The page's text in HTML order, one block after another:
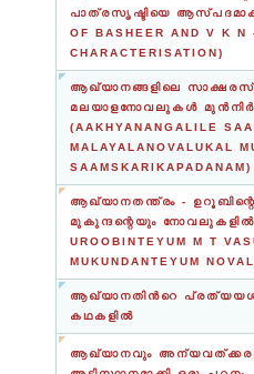
പാത്രസൃഷ്ടിയെ
OF BASHEER AND V K N
CHARACTERISATION)
ആഖ്യാനങ്ങളിലെ
മലയാളനോവലുകൾ
(AAKHYANANGALILE
MALAYALANOVALUKAL
SAAMSKARIKAPADANAM)
ആഖ്യാനതന്ത്രം -
മുകുന്ദന്റെയും നോവലുകളില്‍
UROOBINTEYUM M T
MUKUNDANTEYUM
ആഖ്യാനതിൻറെ
കഥകളിൽ
ആഖ്യാനവും